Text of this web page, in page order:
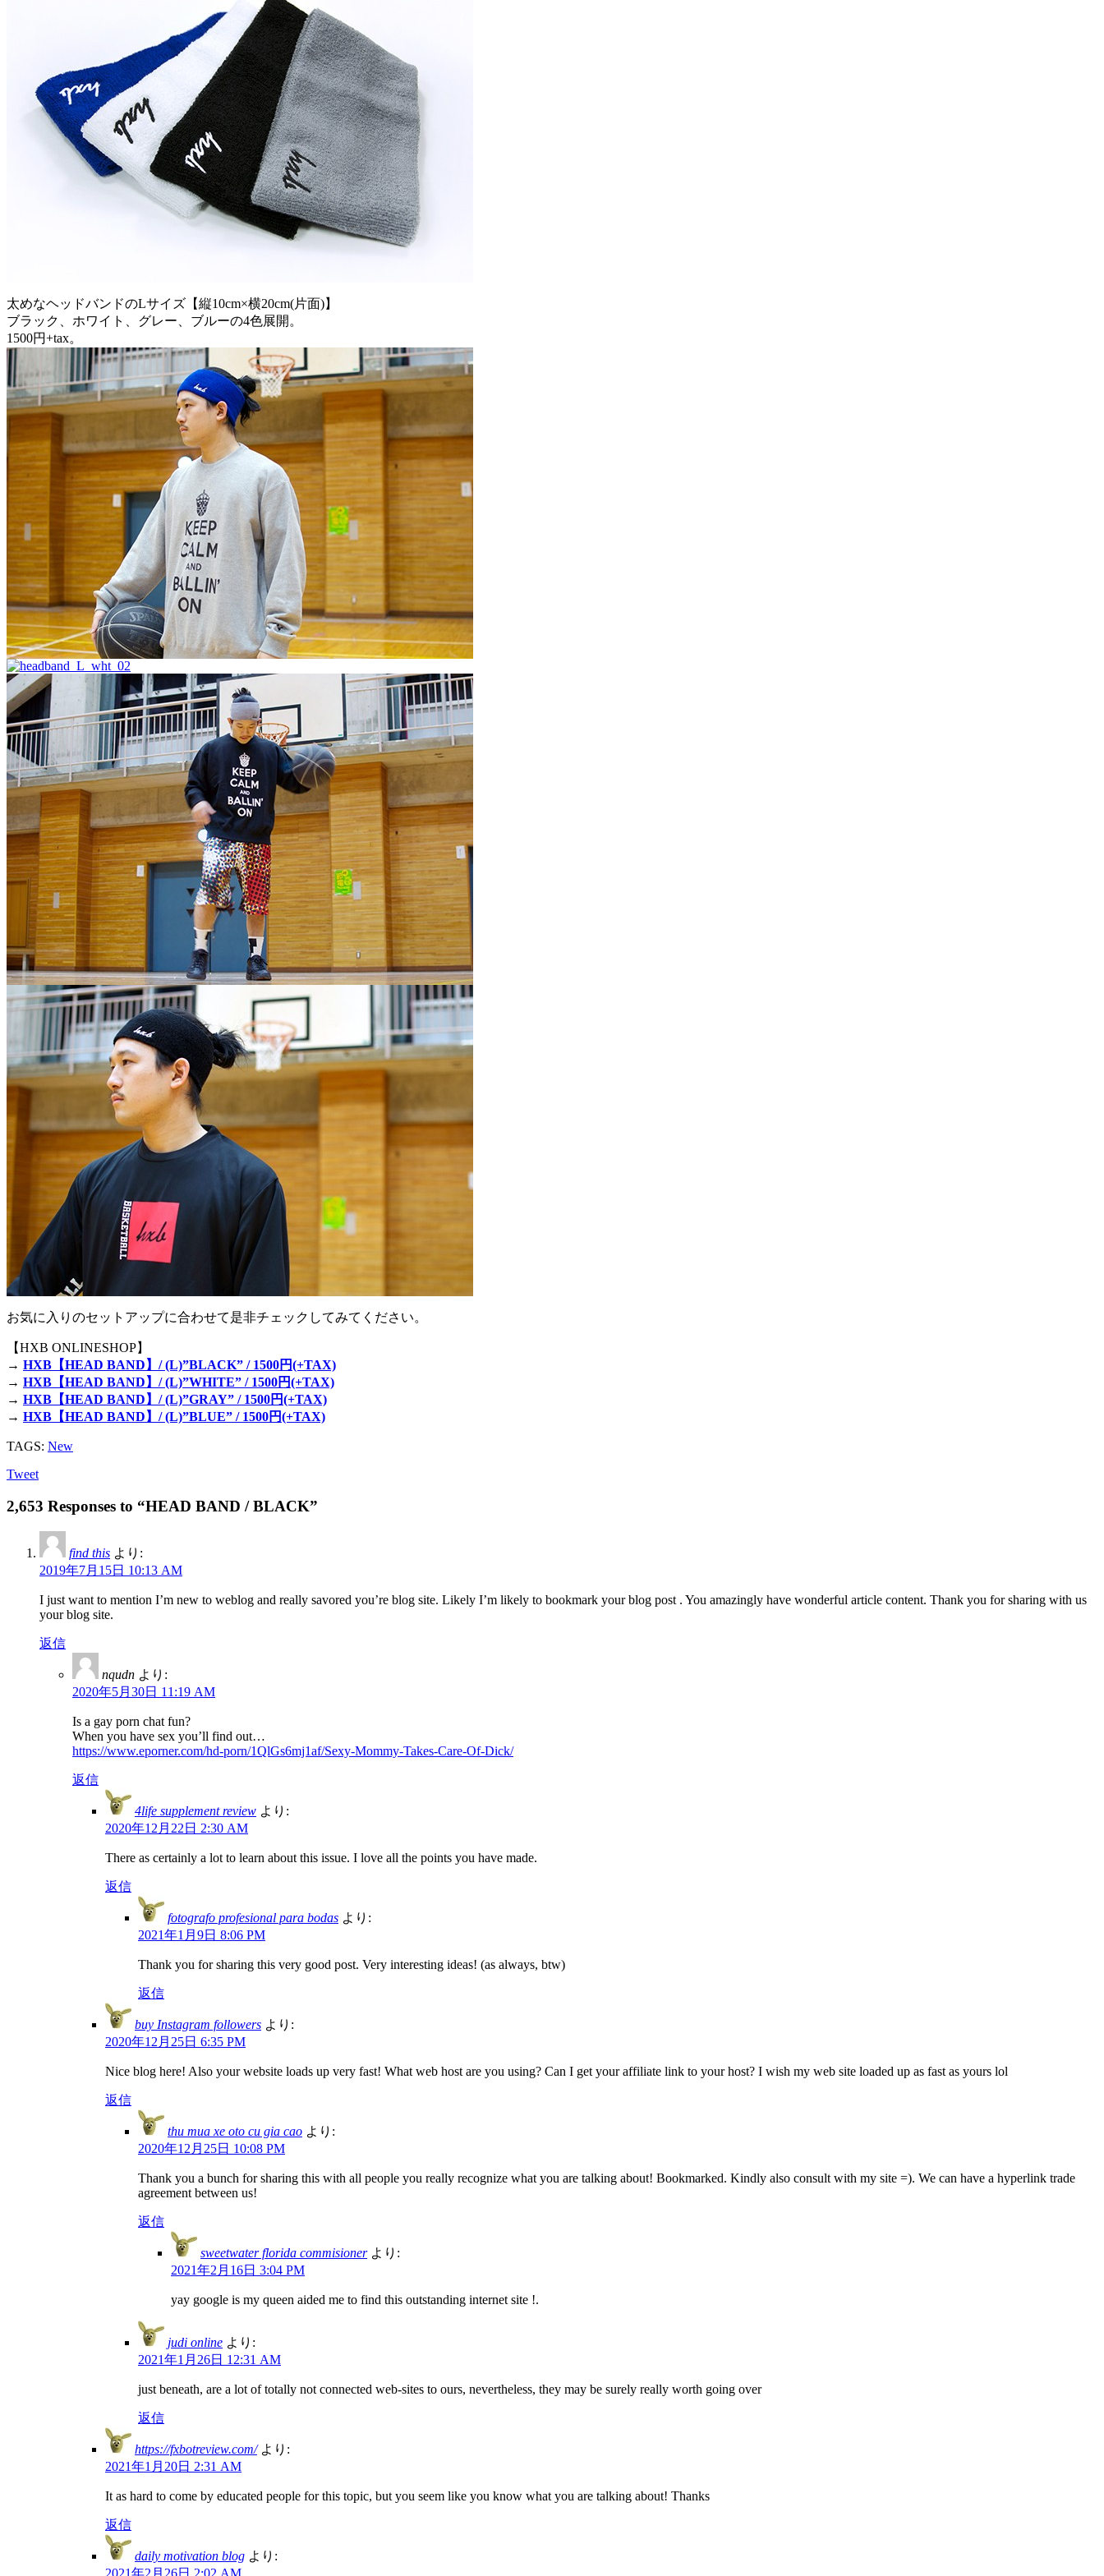
太めなヘッドバンドのLサイズ【縦10cm×横20cm(片面)】
ブラック、ホワイト、グレー、ブルーの4色展開。
1500円+tax。
お気に入りのセットアップに合わせて是非チェックしてみてください。
【HXB ONLINESHOP】
→ HXB【HEAD BAND】/ (L)”BLACK” / 1500円(+TAX)
→ HXB【HEAD BAND】/ (L)”WHITE” / 1500円(+TAX)
→ HXB【HEAD BAND】/ (L)”GRAY” / 1500円(+TAX)
→ HXB【HEAD BAND】/ (L)”BLUE” / 1500円(+TAX)
TAGS: New
Tweet
2,653 Responses to “HEAD BAND / BLACK”
find this より:
2019年7月15日 10:13 AM
I just want to mention I’m new to weblog and really savored you’re blog site. Likely I’m likely to bookmark your blog post . You amazingly have wonderful article content. Thank you for sharing with us
your blog site.
返信
nqudn より:
2020年5月30日 11:19 AM
Is a gay porn chat fun?
When you have sex you’ll find out…
https://www.eporner.com/hd-porn/1QlGs6mj1af/Sexy-Mommy-Takes-Care-Of-Dick/
返信
4life supplement review より:
2020年12月22日 2:30 AM
There as certainly a lot to learn about this issue. I love all the points you have made.
返信
fotografo profesional para bodas より:
2021年1月9日 8:06 PM
Thank you for sharing this very good post. Very interesting ideas! (as always, btw)
返信
buy Instagram followers より:
2020年12月25日 6:35 PM
Nice blog here! Also your website loads up very fast! What web host are you using? Can I get your affiliate link to your host? I wish my web site loaded up as fast as yours lol
返信
thu mua xe oto cu gia cao より:
2020年12月25日 10:08 PM
Thank you a bunch for sharing this with all people you really recognize what you are talking about! Bookmarked. Kindly also consult with my site =). We can have a hyperlink trade
agreement between us!
返信
sweetwater florida commisioner より:
2021年2月16日 3:04 PM
yay google is my queen aided me to find this outstanding internet site !.
judi online より:
2021年1月26日 12:31 AM
just beneath, are a lot of totally not connected web-sites to ours, nevertheless, they may be surely really worth going over
返信
https://fxbotreview.com/ より:
2021年1月20日 2:31 AM
It as hard to come by educated people for this topic, but you seem like you know what you are talking about! Thanks
返信
daily motivation blog より:
2021年2月26日 2:02 AM